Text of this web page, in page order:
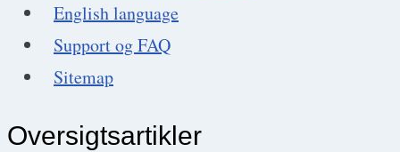
English language
Support og FAQ
Sitemap
Oversigtsartikler